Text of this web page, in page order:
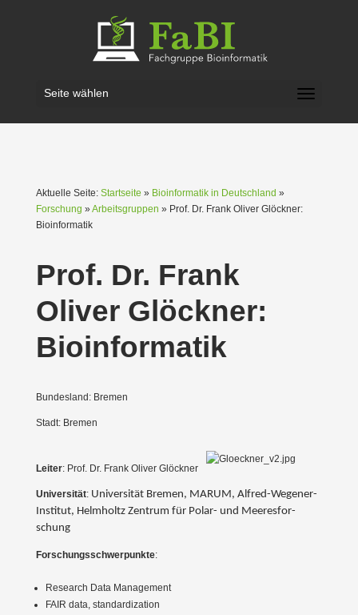
Seite wählen
Aktuelle Seite: Startseite » Bioinformatik in Deutschland »
Forschung » Arbeitsgruppen » Prof. Dr. Frank Oliver Glöckner:
Bioin­for­matik
Prof. Dr. Frank
Oliver Glöckner:
Bioin­for­matik
Bundesland: Bremen
Stadt: Bremen
Leiter: Prof. Dr. Frank Oliver Glöckner
Univer­sität: Univer­sität Bremen, MARUM, Alfred-Wegener-
Institut, Helmholtz Zentrum für Polar- und Meeres­for­
schung
Forschungs­schwer­punkte:
Research Data Management
FAIR data, standar­dization